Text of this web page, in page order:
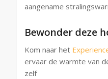
aangename
Bewonder deze
Kom naar het
ervaar de warmte van
zelf